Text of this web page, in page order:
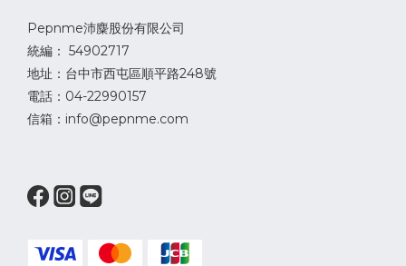
Pepnme沛麋股份有限公司
統編： 54902717
地址：台中市西屯區順平路248號
電話：04-22990157
信箱：info@pepnme.com